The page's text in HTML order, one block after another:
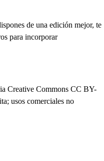
de una edición mejor, te
para incorporar
Creative Commons CC BY-
usos comerciales no